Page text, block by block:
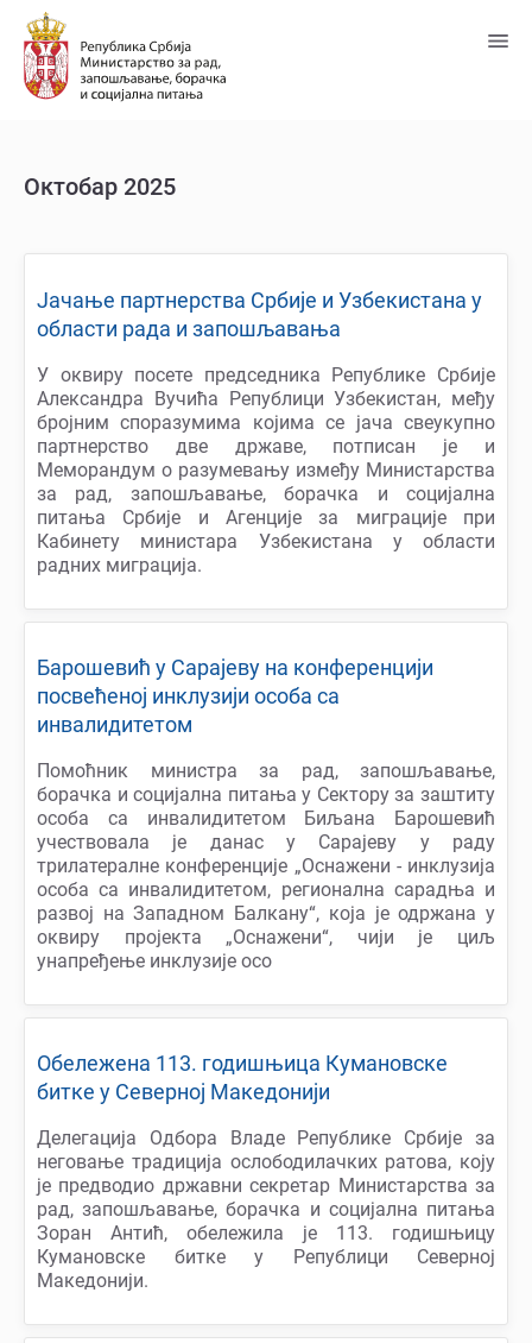
Пређи
главни
садржај
Октобар 2025
Јачање партнерства Србије и Узбекистана у
области рада и запошљавања
У оквиру посете председника Републике Србије
Александра Вучића Републици Узбекистан, међу
бројним споразумима којима се јача свеукупно
партнерство две државе, потписан је и
Меморандум о разумевању између Министарства
за рад, запошљавање, борачка и социјална
питања Србије и Агенције за миграције при
Кабинету министара Узбекистана у области
радних миграција.
Барошевић у Сарајеву на конференцији
посвећеној инклузији особа са
инвалидитетом
Помоћник министра за рад, запошљавање,
борачка и социјална питања у Сектору за заштиту
особа са инвалидитетом Биљана Барошевић
учествовала је данас у Сарајеву у раду
трилатералне конференције „Оснажени - инклузија
особа са инвалидитетом, регионална сарадња и
развој на Западном Балкану“, која је одржана у
оквиру пројекта „Оснажени“, чији је циљ
унапређење инклузије осо
Обележена 113. годишњица Кумановске
битке у Северној Македонији
Делегација Одбора Владе Републике Србије за
неговање традиција ослободилачких ратова, коју
је предводио државни секретар Министарства за
рад, запошљавање, борачка и социјална питања
Зоран Антић, обележила је 113. годишњицу
Кумановске битке у Републици Северној
Македонији.